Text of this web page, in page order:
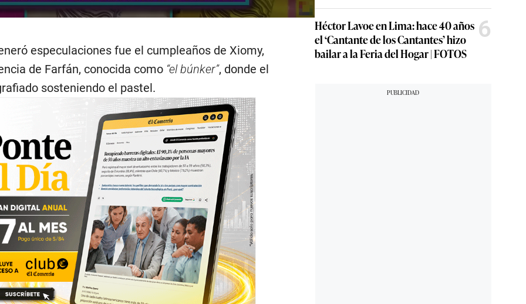
especulaciones fue el cumpleaños de Xiomy,
de Farfán, conocida como “el búnker”, donde el
sosteniendo el pastel.
Héctor Lavoe en Lima: hace 40 años
el ‘Cantante de los Cantantes’ hizo
bailar a la Feria del Hogar | FOTOS
6